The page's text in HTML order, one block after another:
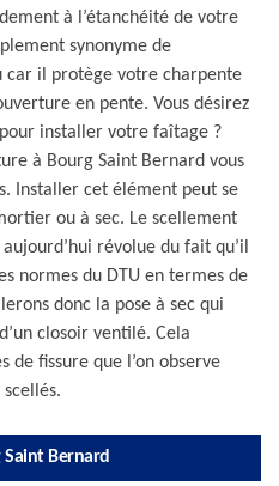
à l’étanchéité de votre
synonyme de
car il protège votre charpente
en pente. Vous désirez
installer votre faîtage ?
à Bourg Saint Bernard vous
Installer cet élément peut se
ou à sec. Le scellement
révolue du fait qu’il
normes du DTU en termes de
donc la pose à sec qui
closoir ventilé. Cela
de fissure que l’on observe
Bernard